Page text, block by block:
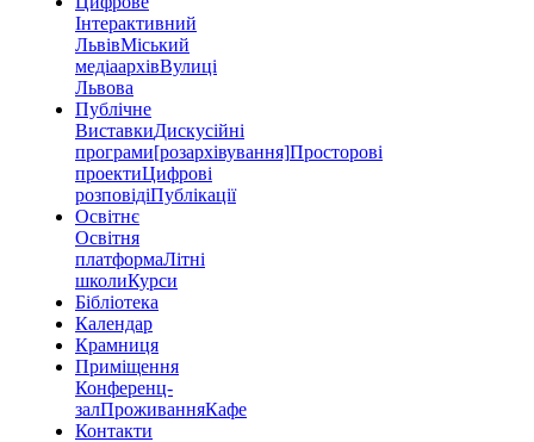
Інтерактивний
ЛьвівМіський
медіаархівВулиці
Львова
Публічне
ВиставкиДискусійні
програми[розархівування]Просторові
проектиЦифрові
розповідіПублікації
Освітнє
Освітня
платформаЛітні
школиКурси
Бібліотека
Календар
Крамниця
Приміщення
Конференц-
залПроживанняКафе
Контакти